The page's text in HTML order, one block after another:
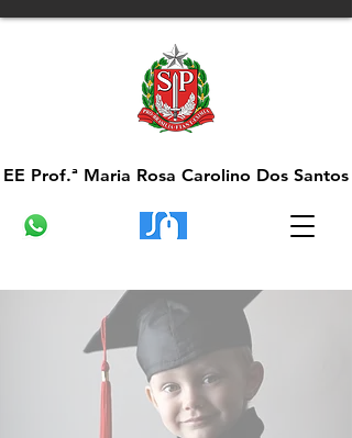
EE Prof.ª Maria Rosa Carolino Dos Santos
EE Prof.ª Maria Rosa Carolino Dos Santos